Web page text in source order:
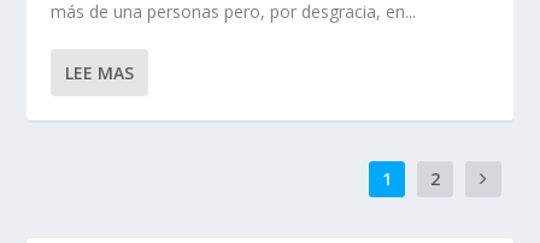
más de una personas pero, por desgracia, en...
LEE MAS
1 2